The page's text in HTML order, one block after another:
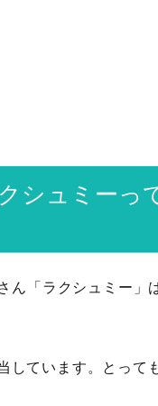
シュミーっ
ん「ラクシュミー」
しています。とって